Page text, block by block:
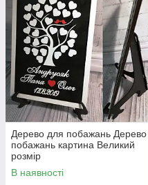
Дерево для побажань Дерево
побажань картина Великий
розмір
В наявності